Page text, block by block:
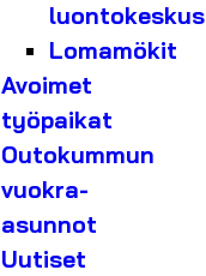
luontokeskus
Lomamökit
Avoimet
työpaikat
Outokummun
vuokra-
asunnot
Uutiset